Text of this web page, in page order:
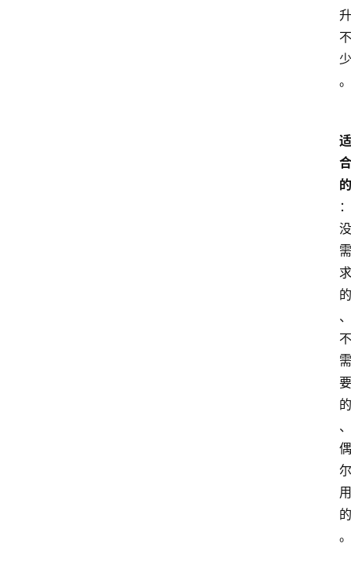
升
不
少
。
适
合
的
：
没
需
求
的
、
不
需
要
的
、
偶
尔
用
的
。